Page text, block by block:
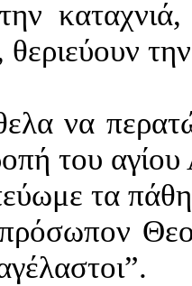
θεριεύουν
να
του
τα